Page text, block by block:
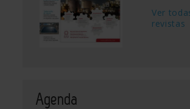
Ver
revistas
Agenda